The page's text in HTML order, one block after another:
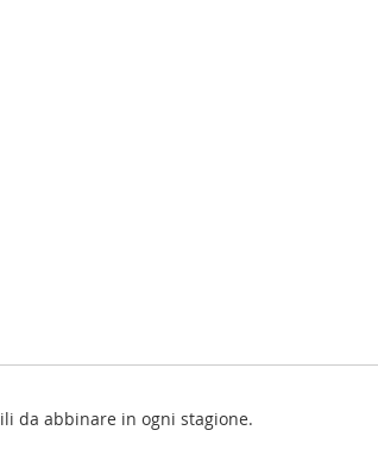
da abbinare in ogni stagione.